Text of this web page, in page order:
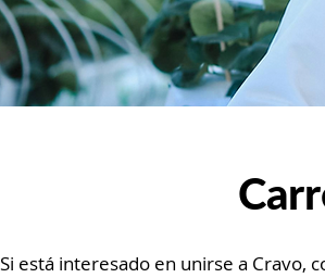
Si está interesado en unirse a Cravo,